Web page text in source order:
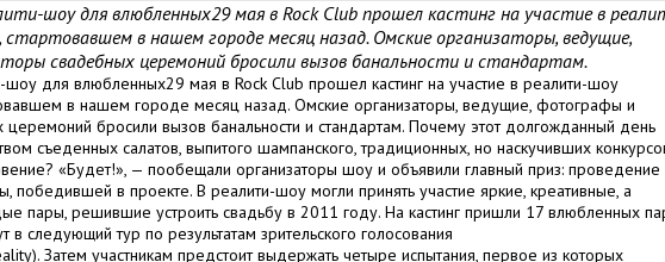
шоу для влюбленных29 мая в Rock Club прошел кастинг на участие в
в нашем городе месяц назад. Омские организаторы, ведущие,
свадебных церемоний бросили вызов банальности и стандартам.
шоу для влюбленных29 мая в Rock Club прошел кастинг на участие в реалити-шоу
в нашем городе месяц назад. Омские организаторы, ведущие, фотографы и
бросили вызов банальности и стандартам. Почему этот долгожданный день
съеденных салатов, выпитого шампанского, традиционных, но наскучивших
«Будет!», — пообещали организаторы шоу и объявили главный приз: проведение
победившей в проекте. В реалити-шоу могли принять участие яркие, креативные, а
пары, решившие устроить свадьбу в 2011 году. На кастинг пришли 17 влюбленных
в следующий тур по результатам зрительского голосования
Затем участникам предстоит выдержать четыре испытания, первое из которых